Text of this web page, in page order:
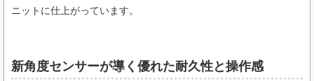
ニットに仕上がっています。
新角度センサーが導く優れた耐久性と操作感